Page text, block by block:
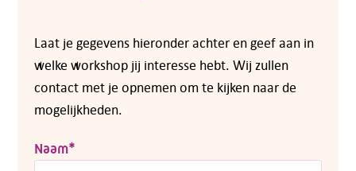
Laat je gegevens hieronder achter en geef aan in
welke workshop jij interesse hebt. Wij zullen
contact met je opnemen om te kijken naar de
mogelijkheden.
Naam*